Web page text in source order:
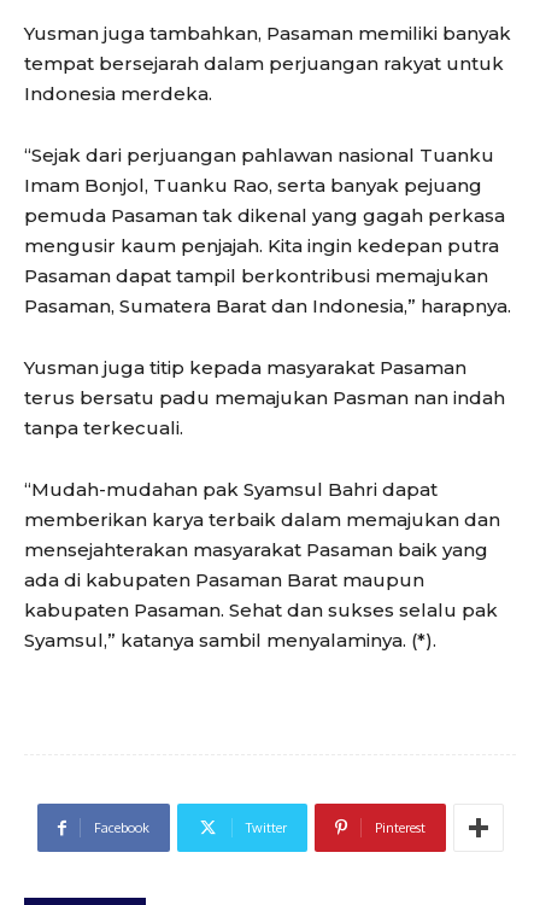
Yusman juga tambahkan, Pasaman memiliki banyak
tempat bersejarah dalam perjuangan rakyat untuk
Indonesia merdeka.
“Sejak dari perjuangan pahlawan nasional Tuanku
Imam Bonjol, Tuanku Rao, serta banyak pejuang
pemuda Pasaman tak dikenal yang gagah perkasa
mengusir kaum penjajah. Kita ingin kedepan putra
Pasaman dapat tampil berkontribusi memajukan
Pasaman, Sumatera Barat dan Indonesia,” harapnya.
Yusman juga titip kepada masyarakat Pasaman
terus bersatu padu memajukan Pasman nan indah
tanpa terkecuali.
“Mudah-mudahan pak Syamsul Bahri dapat
memberikan karya terbaik dalam memajukan dan
mensejahterakan masyarakat Pasaman baik yang
ada di kabupaten Pasaman Barat maupun
kabupaten Pasaman. Sehat dan sukses selalu pak
Syamsul,” katanya sambil menyalaminya. (*).
Facebook Twitter Pinterest